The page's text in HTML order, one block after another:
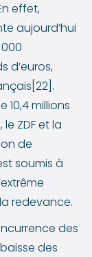
effet,
aujourd’hui
d’euros,
10,4 millions
ZDF et la
de
soumis à
redevance.
des
des